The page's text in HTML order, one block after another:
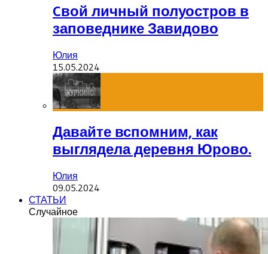
Cвой личный полуостров в
заповеднике Завидово
Юлия
15.05.2024
Давайте вспомним, как
выглядела деревня Юрово.
Юлия
09.05.2024
СТАТЬИ
Случайное